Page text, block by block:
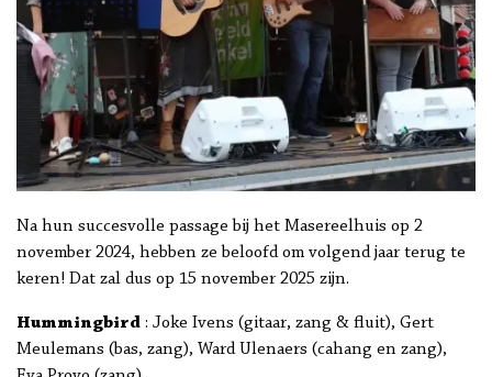
Na hun succesvolle passage bij het Masereelhuis op 2
november 2024, hebben ze beloofd om volgend jaar terug te
keren! Dat zal dus op 15 november 2025 zijn.
Hummingbird : Joke Ivens (gitaar, zang & fluit), Gert
Meulemans (bas, zang), Ward Ulenaers (cahang en zang),